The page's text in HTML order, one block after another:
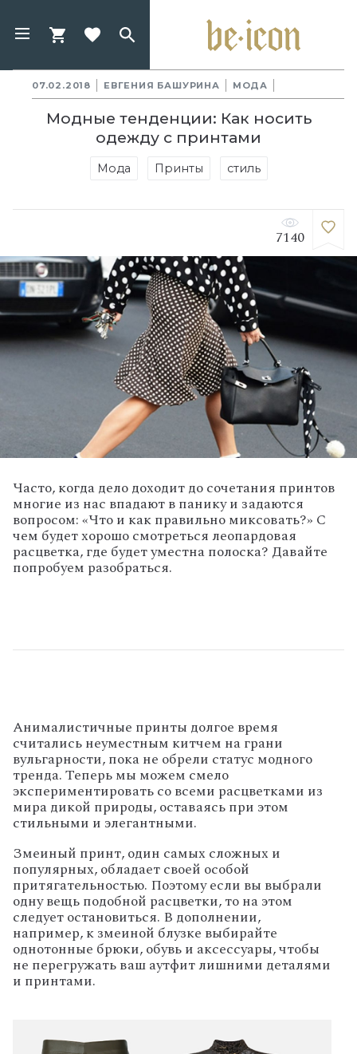
07.02.2018 ЕВГЕНИЯ БАШУРИНА МОДА
Модные тенденции: Как носить
одежду с принтами
Мода Принты стиль
7140
Часто, когда дело доходит до сочетания принтов
многие из нас впадают в панику и задаются
вопросом: «Что и как правильно миксовать?» С
чем будет хорошо смотреться леопардовая
расцветка, где будет уместна полоска? Давайте
попробуем разобраться.
Анималистичные принты долгое время
считались неуместным китчем на грани
вульгарности, пока не обрели статус модного
тренда. Теперь мы можем смело
экспериментировать со всеми расцветками из
мира дикой природы, оставаясь при этом
стильными и элегантными.
Змеиный принт, один самых сложных и
популярных, обладает своей особой
притягательностью. Поэтому если вы выбрали
одну вещь подобной расцветки, то на этом
следует остановиться. В дополнении,
например, к змеиной блузке выбирайте
однотонные брюки, обувь и аксессуары, чтобы
не перегружать ваш аутфит лишними деталями
и принтами.